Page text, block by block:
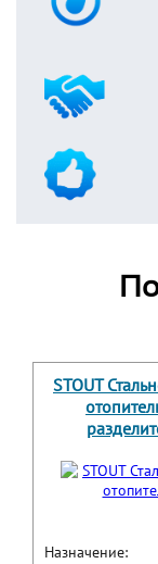
STOUT
Назначение: